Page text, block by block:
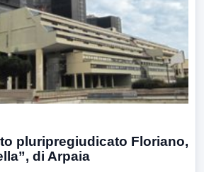
pluripregiudicato Floriano,
di Arpaia